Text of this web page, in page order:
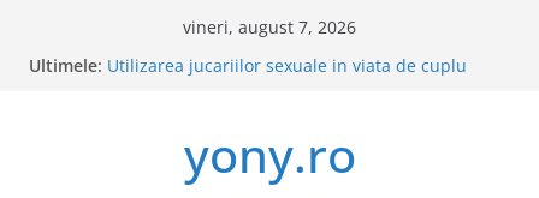
vineri, august 7, 2026
Ultimele: Este o idee buna sa cumpar o masina electrica?
Tot ce trebuie sa stii despre bolile copilariei
Tot ce trebuie sa stii despre epilarea definitiva
yony.ro